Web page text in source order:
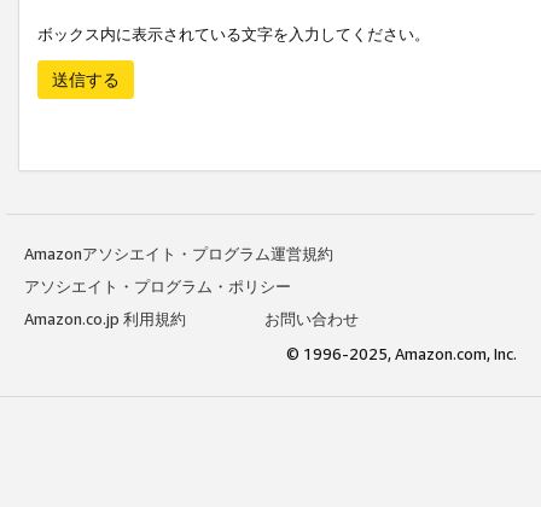
ボックス内に表示されている文字を入力してください。
送信する
Amazonアソシエイト・プログラム運営規約
アソシエイト・プログラム・ポリシー
Amazon.co.jp 利用規約
お問い合わせ
© 1996-2025, Amazon.com, Inc.